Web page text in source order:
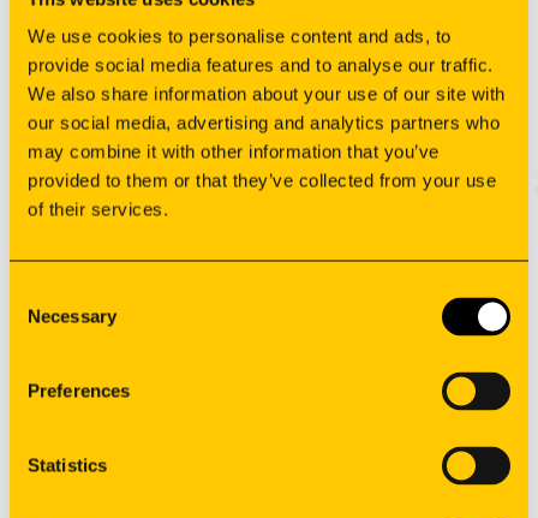
We use cookies to personalise content and ads, to
provide social media features and to analyse our traffic.
We also share information about your use of our site with
our social media, advertising and analytics partners who
may combine it with other information that you’ve
provided to them or that they’ve collected from your use
of their services.
Selection
Necessary
Preferences
Statistics
Subscreva a nossa newsletter
Aplicações